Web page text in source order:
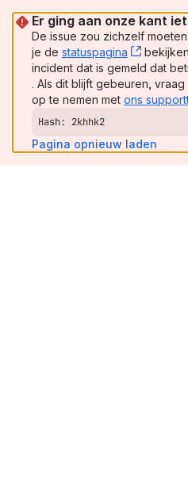
Er ging aan onze kant
De issue zou zichzelf
je de statuspagina , (opens
incident dat is gemeld dat
, (opens new window)
. Als dit blijft gebeuren,
op te nemen met ons
Hash: 2khhk2
Pagina opnieuw laden